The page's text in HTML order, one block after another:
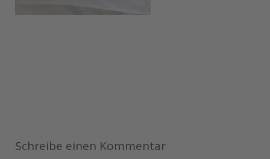
Schreibe einen Kommentar